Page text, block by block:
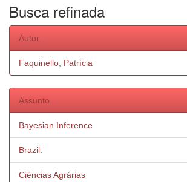
Busca refinada
Autor
Faquinello, Patrícia
Assunto
Bayesian Inference
Brazil.
Ciências Agrárias